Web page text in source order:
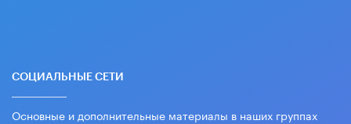
СОЦИАЛЬНЫЕ СЕТИ
Основные и дополнительные материалы в наших группах